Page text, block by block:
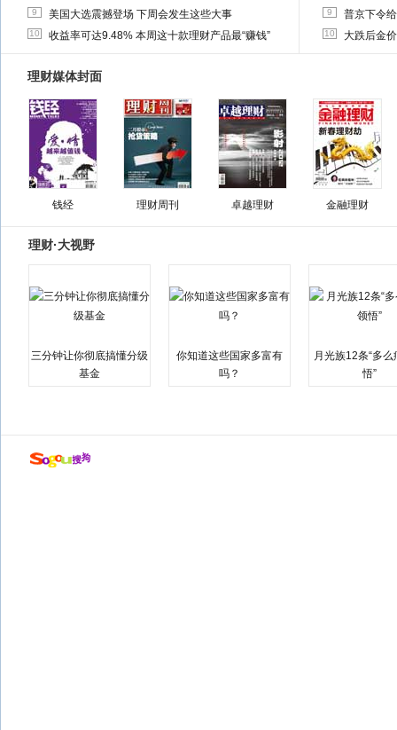
9 美国大选震撼登场 下周会发生这些大事
10 收益率可达9.48% 本周这十款理财产品最“赚钱”
9 普京下令
10 大跌后金
理财媒体封面
钱经 理财周刊 卓越理财 金融理财
理财·大视野
三分钟让你彻底搞懂分级
基金
你知道这些国家多富有
吗？
月光族12条“多么
悟”